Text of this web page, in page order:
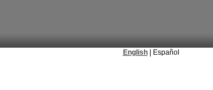
English| Español